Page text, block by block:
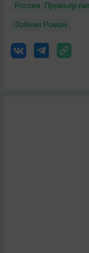
Россия. Премьер-
Зобнин Роман